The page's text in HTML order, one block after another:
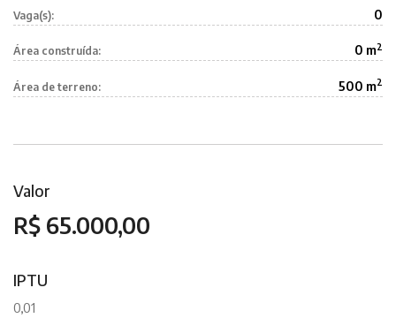
Vaga(s): 0
Área construída: 0 m2
Área de terreno: 500 m2
Valor
R$ 65.000,00
IPTU
0,01